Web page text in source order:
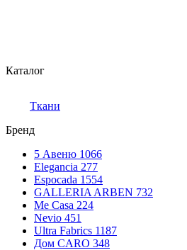
Каталог
Ткани
Бренд
5 Авеню 1066
Elegancia 277
Espocada 1554
GALLERIA ARBEN 732
Me Casa 224
Nevio 451
Ultra Fabrics 1187
Дом CARO 348